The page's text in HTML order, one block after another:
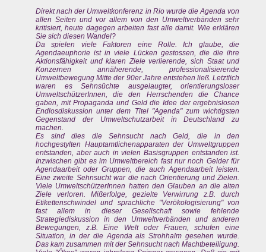
Direkt nach der Umweltkonferenz in Rio wurde die Agenda von
allen Seiten und vor allem von den Umweltverbänden sehr
kritisiert, heute dagegen arbeiten fast alle damit. Wie erklären
Sie sich diesen Wandel?
Da spielen viele Faktoren eine Rolle. Ich glaube, die
Agendaeuphorie ist in viele Lücken gestossen, die die ihre
Aktionsfähigkeit und klaren Ziele verlierende, sich Staat und
Konzernen annäherende, professionalisierende
Umweltbewegung Mitte der 90er Jahre entstehen ließ. Letztlich
waren es Sehnsüchte ausgelaugter, orientierungsloser
UmweltschützerInnen, die den Herrschenden die Chance
gaben, mit Propaganda und Geld die Idee der ergebnislosen
Endlosdiskussion unter dem Titel "Agenda" zum wichtigsten
Gegenstand der Umweltschutzarbeit in Deutschland zu
machen.
Es sind dies die Sehnsucht nach Geld, die in den
hochgestylten Hauptamtlichenapparaten der Umweltgruppen
entstanden, aber auch in vielen Basisgruppen entstanden ist.
Inzwischen gibt es im Umweltbereich fast nur noch Gelder für
Agendaarbeit oder Gruppen, die auch Agendaarbeit leisten.
Eine zweite Sehnsucht war die nach Orientierung und Zielen.
Viele UmweltschützerInnen hatten den Glauben an die alten
Ziele verloren. Mißerfolge, gezielte Verwirrung z.B. durch
Etikettenschwindel und sprachliche "Verökologisierung" von
fast allem in dieser Gesellschaft sowie fehlende
Strategiediskussion in den Umweltverbänden und anderen
Bewegungen, z.B. Eine Welt oder Frauen, schufen eine
Situation, in der die Agenda als Strohhalm gesehen wurde.
Das kam zusammen mit der Sehnsucht nach Machtbeteiligung.